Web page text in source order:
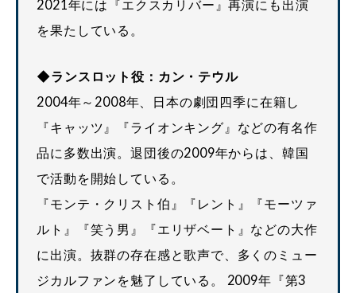
2021年には『エクスカリバー』再演にも出演
を果たしている。
◆ランスロット役：カン・テウル
2004年～2008年、日本の劇団四季に在籍し
『キャッツ』『ライオンキング』などの有名作
品に多数出演。退団後の2009年からは、韓国
で活動を開始している。
『モンテ・クリスト伯』『レント』『モーツァ
ルト』『笑う男』『エリザベート』などの大作
に出演。抜群の存在感と歌声で、多くのミュー
ジカルファンを魅了している。 2009年『第3